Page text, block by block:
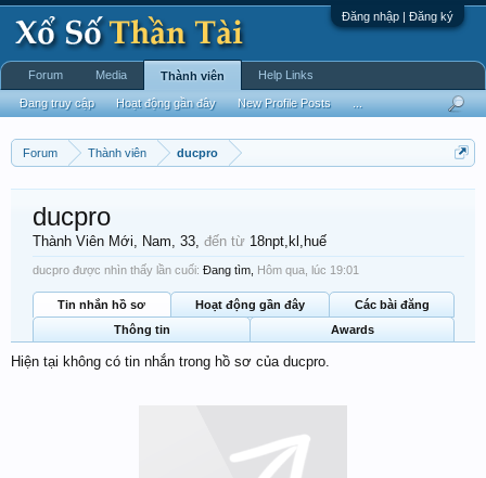
Đăng nhập | Đăng ký
Forum Thành viên ducpro
ducpro
Thành Viên Mới, Nam, 33, đến từ 18npt,kl,huế
ducpro được nhìn thấy lần cuối: Đang tìm, Hôm qua, lúc 19:01
Tin nhắn hồ sơ Hoạt động gần đây
Các bài đăng
Thông tin
Awards
Hiện tại không có tin nhắn trong hồ sơ của ducpro.
Forum Media Thành viên
Đang truy cập Hoạt động gần đây New Profile Posts
Help Links